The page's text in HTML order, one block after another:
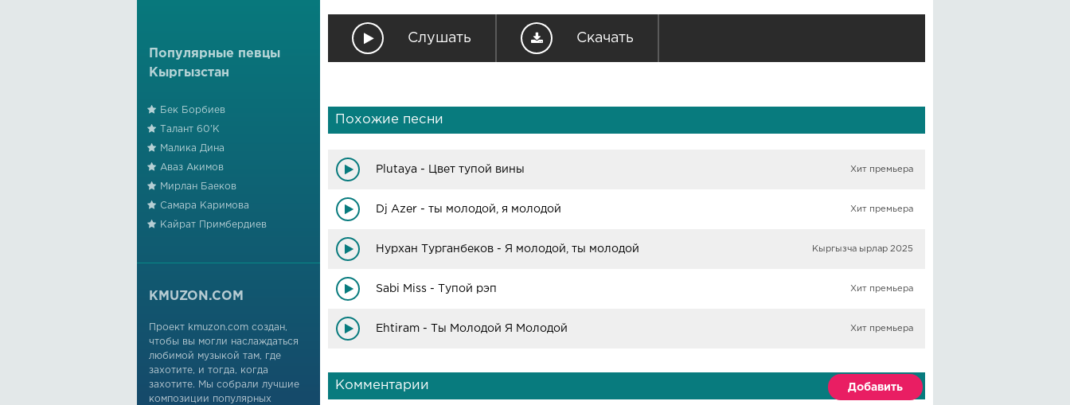
Слушать Скачать
Похожие песни
Plutaya - Цвет тупой вины Хит премьера
Dj Azer - ты молодой, я молодой Хит премьера
Нурхан Турганбеков - Я молодой, ты молодой Кыргызча ырлар 2025
Sabi Miss - Тупой рэп Хит премьера
Ehtiram - Ты Молодой Я Молодой Хит премьера
Комментарии Добавить
Популярные певцы
Кыргызстан
Бек Борбиев
Талант 60'К
Малика Дина
Аваз Акимов
Мирлан Баеков
Самара Каримова
Кайрат Примбердиев
KMUZON.COM
Проект kmuzon.com создан,
чтобы вы могли наслаждаться
любимой музыкой там, где
захотите, и тогда, когда
захотите. Мы собрали лучшие
композиции популярных